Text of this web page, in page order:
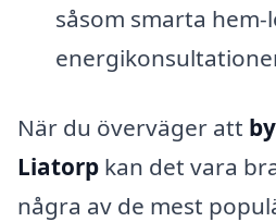
såsom smarta
När du överväger att
Liatorp kan det vara
några av de mest